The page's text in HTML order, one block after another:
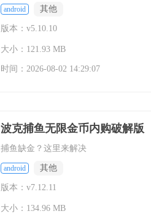
android 其他
版本：v5.10.10
大小：121.93 MB
时间： 2026-08-02 14:29:07
波克捕鱼无限金币内购破解版
捕鱼缺金？这里来解决
android 其他
版本：v7.12.11
大小：134.96 MB